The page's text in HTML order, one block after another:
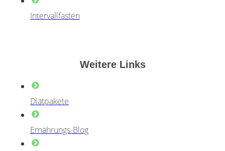
Intervallfasten
Weitere Links
Diätpakete
Ernährungs-Blog